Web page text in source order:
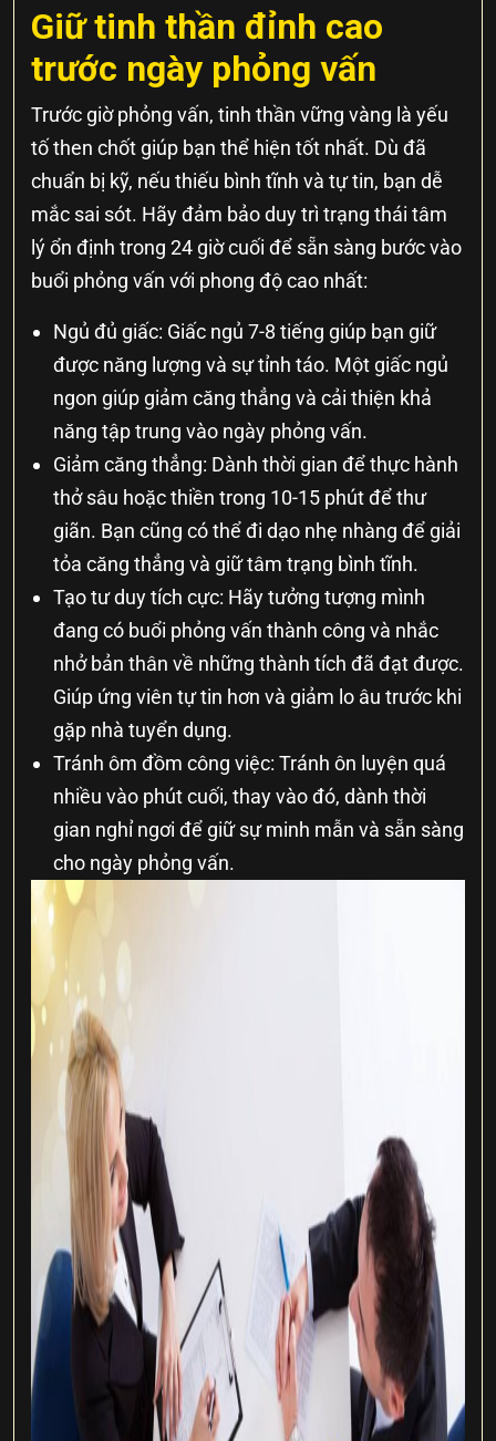
Giữ tinh thần đỉnh cao
trước ngày phỏng vấn
Trước giờ phỏng vấn, tinh thần vững vàng là yếu
tố then chốt giúp bạn thể hiện tốt nhất. Dù đã
chuẩn bị kỹ, nếu thiếu bình tĩnh và tự tin, bạn dễ
mắc sai sót. Hãy đảm bảo duy trì trạng thái tâm
lý ổn định trong 24 giờ cuối để sẵn sàng bước vào
buổi phỏng vấn với phong độ cao nhất:
Ngủ đủ giấc: Giấc ngủ 7-8 tiếng giúp bạn giữ
được năng lượng và sự tỉnh táo. Một giấc ngủ
ngon giúp giảm căng thẳng và cải thiện khả
năng tập trung vào ngày phỏng vấn.
Giảm căng thẳng: Dành thời gian để thực hành
thở sâu hoặc thiền trong 10-15 phút để thư
giãn. Bạn cũng có thể đi dạo nhẹ nhàng để giải
tỏa căng thẳng và giữ tâm trạng bình tĩnh.
Tạo tư duy tích cực: Hãy tưởng tượng mình
đang có buổi phỏng vấn thành công và nhắc
nhở bản thân về những thành tích đã đạt được.
Giúp ứng viên tự tin hơn và giảm lo âu trước khi
gặp nhà tuyển dụng.
Tránh ôm đồm công việc: Tránh ôn luyện quá
nhiều vào phút cuối, thay vào đó, dành thời
gian nghỉ ngơi để giữ sự minh mẫn và sẵn sàng
cho ngày phỏng vấn.